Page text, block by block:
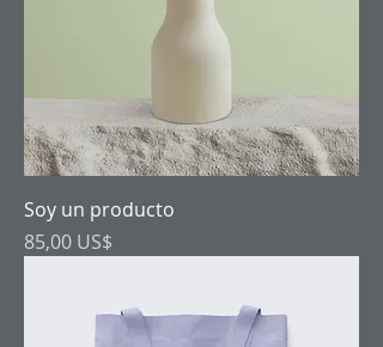
Soy un producto
Precio
85,00 US$